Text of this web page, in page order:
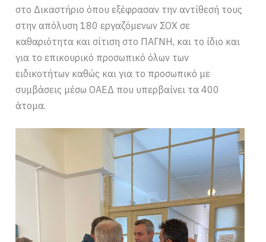
στο Δικαστήριο όπου εξέφρασαν την αντίθεσή τους
στην απόλυση 180 εργαζόμενων ΣΟΧ σε
καθαριότητα και σίτιση στο ΠΑΓΝΗ, και το ίδιο και
για το επικουρικό προσωπικό όλων των
ειδικοτήτων καθώς και για το προσωπικό με
συμβάσεις μέσω ΟΑΕΔ που υπερβαίνει τα 400
άτομα.